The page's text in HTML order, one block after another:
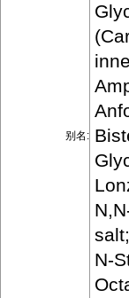
别名:
salt;
N-